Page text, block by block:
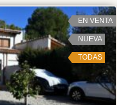
EN VENTA
NUEVA
TODAS